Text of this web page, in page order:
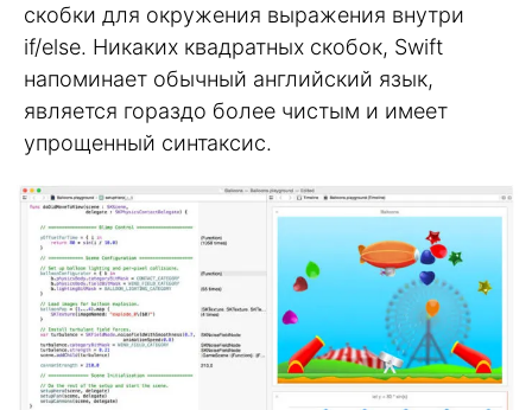
скобки для окружения выражения внутри
if/else. Никаких квадратных скобок, Swift
напоминает обычный английский язык,
является гораздо более чистым и имеет
упрощенный синтаксис.